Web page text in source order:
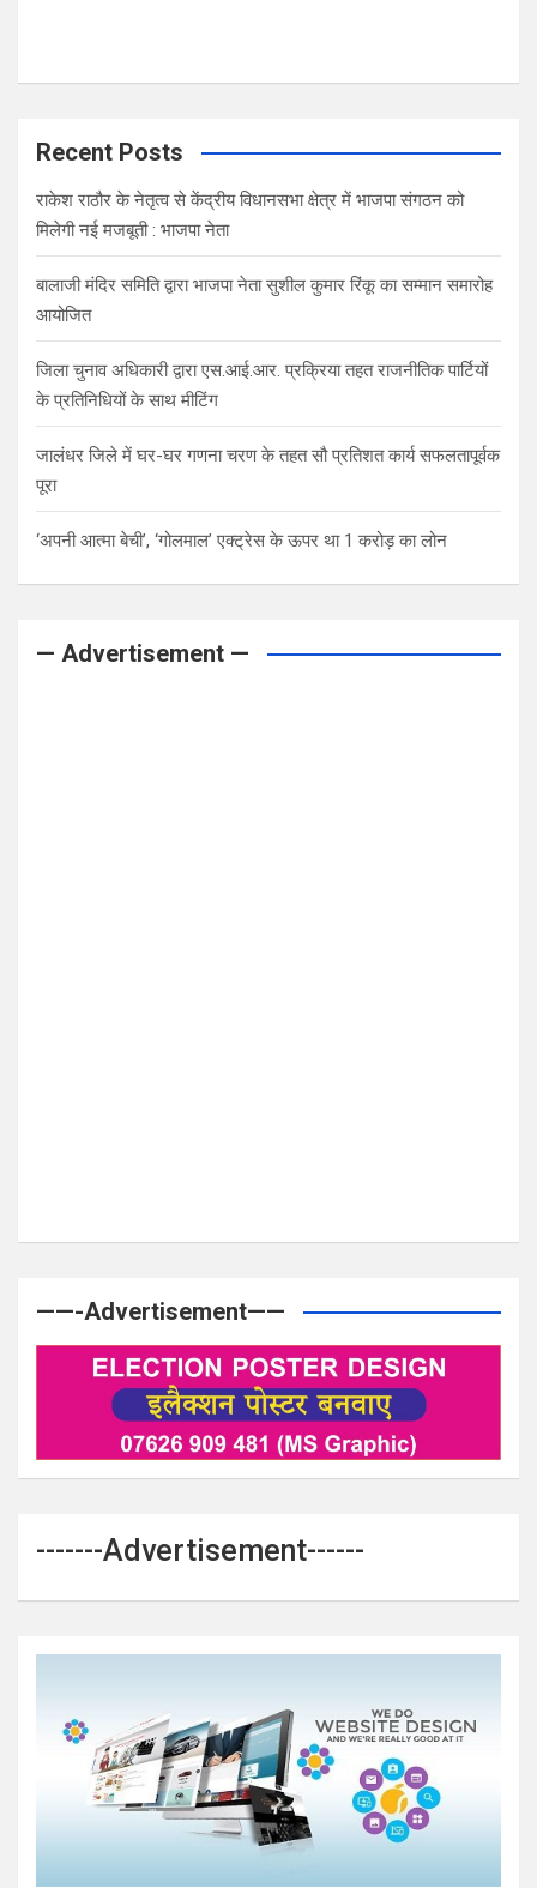
Recent Posts
राकेश राठौर के नेतृत्व से केंद्रीय विधानसभा क्षेत्र में भाजपा संगठन को
मिलेगी नई मजबूती : भाजपा नेता
बालाजी मंदिर समिति द्वारा भाजपा नेता सुशील कुमार रिंकू का सम्मान समारोह
आयोजित
जिला चुनाव अधिकारी द्वारा एस.आई.आर. प्रक्रिया तहत राजनीतिक पार्टियों
के प्रतिनिधियों के साथ मीटिंग
जालंधर जिले में घर-घर गणना चरण के तहत सौ प्रतिशत कार्य सफलतापूर्वक
पूरा
‘अपनी आत्मा बेची’, ‘गोलमाल’ एक्ट्रेस के ऊपर था 1 करोड़ का लोन
— Advertisement —
——-Advertisement——
-------Advertisement------